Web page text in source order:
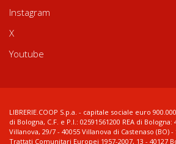
Instagram
X
Youtube
LIBRERIE.COOP S.p.a. - capitale sociale euro
di Bologna, C.F. e P.I.: 02591561200 REA di Bologna:
Villanova, 29/7 - 40055 Villanova di Castenaso (BO) -
Trattati Comunitari Europei 1957-2007, 13 - 40127